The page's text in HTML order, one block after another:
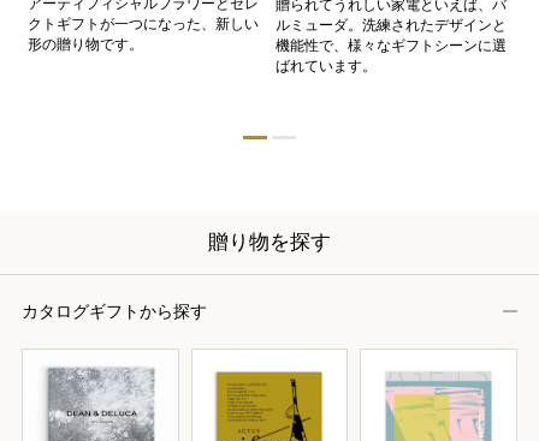
アーティフィシャルフラワーとセレ
クトギフトが一つになった、新しい
形の贈り物です。
贈られてうれしい家電といえば、バ
ルミューダ。洗練されたデザインと
機能性で、様々なギフトシーンに選
ばれています。
贈り物を探す
カタログギフトから探す